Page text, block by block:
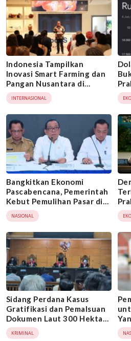
Indonesia Tampilkan
Inovasi Smart Farming dan
Pangan Nusantara di
Konferensi FAO 2026
INTERNASIONAL
Bangkitkan Ekonomi
Pascabencana, Pemerintah
Kebut Pemulihan Pasar di
Aceh, Sumut, dan Sumbar
NASIONAL
Sidang Perdana Kasus
Gratifikasi dan Pemalsuan
Dokumen Laut 300 Hektar:
Siapa Hasbi Nurhamdi?
KRIMINAL